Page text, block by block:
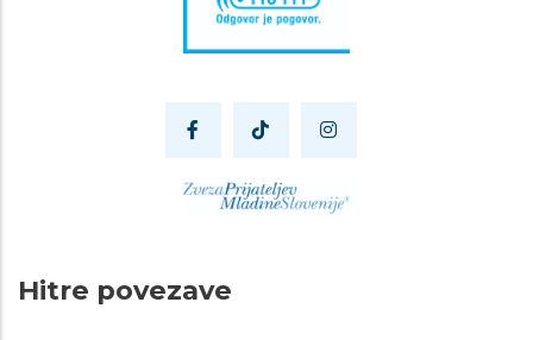
Hitre povezave